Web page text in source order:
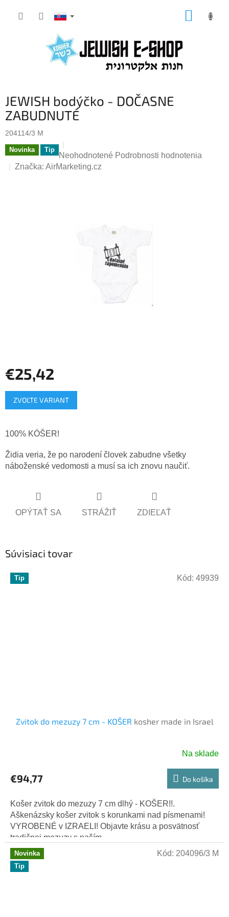
JEWISH bodýčko - DOČASNE
ZABUDNUTÉ
204114/3 M
Novinka Tip
Priemerné
hodnotenie
Neohodnotené Podrobnosti hodnotenia
Značka: AirMarketing.cz
€25,42
Jednotková
cena:
ZVOĽTE VARIANT
100% KÓŠER!
Židia veria, že po narodení človek zabudne všetky
náboženské vedomosti a musí sa ich znovu naučiť.
OPÝTAŤ SA STRÁŽIŤ ZDIEĽAŤ
Súvisiaci tovar
Tip
Zvitok do mezuzy 7 cm - KOŠER kosher made in Israel
Na sklade
€94,77 Do košíka
Košer zvitok do mezuzy 7 cm dlhý - KOŠER!!.
Aškenázsky košer zvitok s korunkami nad písmenami!
VYROBENÉ v IZRAELI! Objavte krásu a posvätnosť
tradičnej mezuzy s naším...
Kód: 49939
Novinka
Tip
Kód: 204096/3 M